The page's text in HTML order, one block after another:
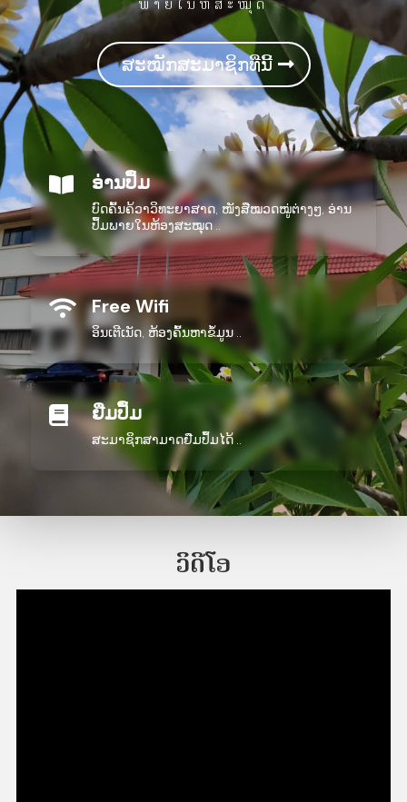
ສະໝັກສະມາຊິກທີ່ນີ້
ອ່ານປຶ້ມ
ບົດຄົ້ນຄ້ວາວິທະຍາສາດ, ໜັງສືໝວດໝູ່ຕ່າງໆ, ອ່ານ
ປຶ້ມພາຍໃນຫ້ອງສະໝຸດ ..
 Free Wifi
ອິນເຕີເນັດ, ຫ້ອງຄົ້ນຫາຂໍ້ມູນ ..
 ຢືມປຶ້ມ
ສະມາຊິກສາມາດຢືມປຶ້ມໄດ້ ..
ວິດີໂອ